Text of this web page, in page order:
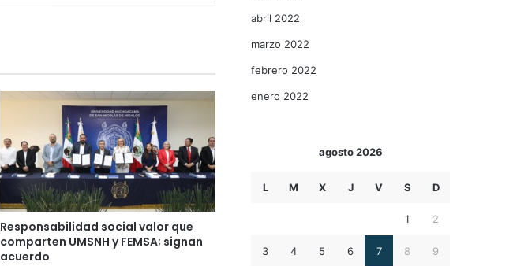
Responsabilidad social valor que
comparten UMSNH y FEMSA; signan
acuerdo
abril 2022
marzo 2022
febrero 2022
enero 2022
agosto 2026
L M X J V S D
1 2
3 4 5 6 7 8 9